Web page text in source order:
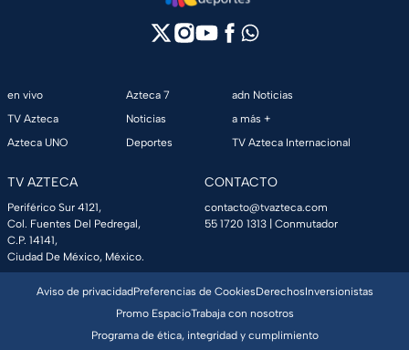
en vivo
TV Azteca
Azteca UNO
Azteca 7
Noticias
Deportes
adn Noticias
a más +
TV Azteca Internacional
TV AZTECA
Periférico Sur 4121,
Col. Fuentes Del Pedregal,
C.P. 14141,
Ciudad De México, México.
CONTACTO
contacto@tvazteca.com
55 1720 1313 | Conmutador
Aviso de privacidadPreferencias de CookiesDerechosInversionistas
Promo EspacioTrabaja con nosotros
Programa de ética, integridad y cumplimiento